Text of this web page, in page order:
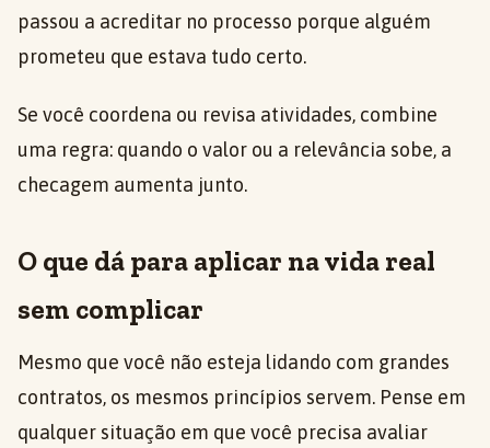
passou a acreditar no processo porque alguém
prometeu que estava tudo certo.
Se você coordena ou revisa atividades, combine
uma regra: quando o valor ou a relevância sobe, a
checagem aumenta junto.
O que dá para aplicar na vida real
sem complicar
Mesmo que você não esteja lidando com grandes
contratos, os mesmos princípios servem. Pense em
qualquer situação em que você precisa avaliar